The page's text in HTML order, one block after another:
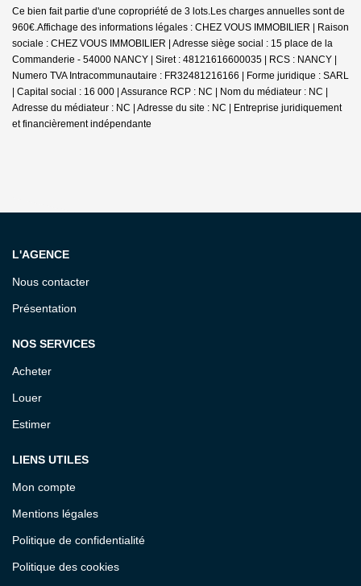
Ce bien fait partie d'une copropriété de 3 lots.Les charges annuelles sont de
960€. Affichage des informations légales : CHEZ VOUS IMMOBILIER | Raison
sociale : CHEZ VOUS IMMOBILIER | Adresse siège social : 15 place de la
Commanderie - 54000 NANCY | Siret : 48121616600035 | RCS : NANCY |
Numero TVA Intracommunautaire : FR32481216166 | Forme juridique : SARL
| Capital social : 16 000 | Assurance RCP : NC | Nom du médiateur : NC |
Adresse du médiateur : NC | Adresse du site : NC | Entreprise juridiquement
et financièrement indépendante
L'AGENCE
Nous contacter
Présentation
NOS SERVICES
Acheter
Louer
Estimer
LIENS UTILES
Mon compte
Mentions légales
Politique de confidentialité
Politique des cookies